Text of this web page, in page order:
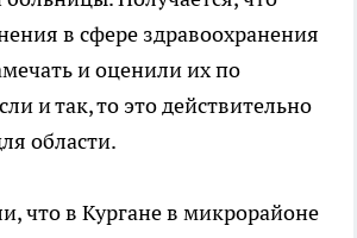
в сфере здравоохранения
и оценили их по
и так, то это действительно
области.
что в Кургане в микрорайоне